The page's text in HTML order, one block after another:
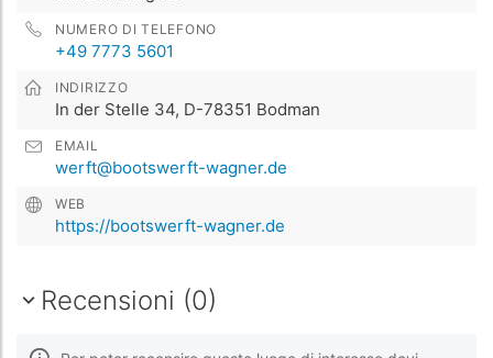
NUMERO DI TELEFONO
+49 7773 5601
INDIRIZZO
In der Stelle 34, D-78351 Bodman
EMAIL
werft@bootswerft-wagner.de
WEB
https://bootswerft-wagner.de
Recensioni (0)